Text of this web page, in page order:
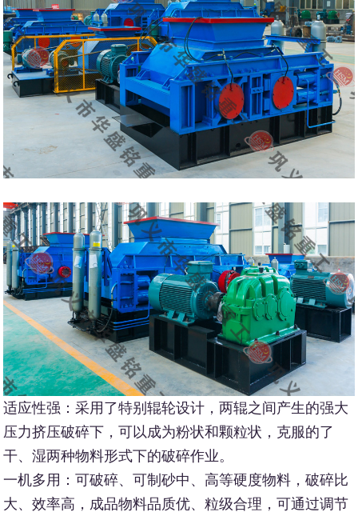
适应性强：采用了特别辊轮设计，两辊之间产生的强大
压力挤压破碎下，可以成为粉状和颗粒状，克服的了
干、湿两种物料形式下的破碎作业。
一机多用：可破碎、可制砂中、高等硬度物料，破碎比
大、效率高，成品物料品质优、粒级合理，可通过调节